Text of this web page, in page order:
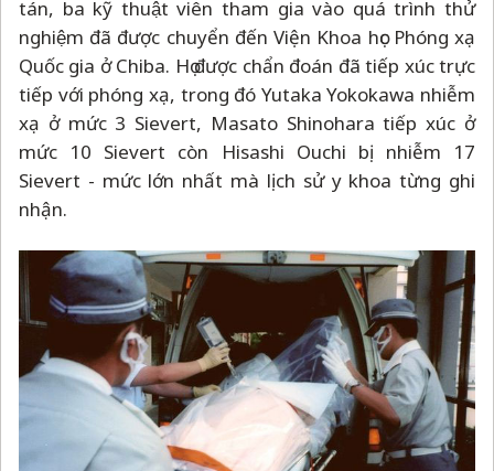
tán, ba kỹ thuật viên tham gia vào quá trình thử
nghiệm đã được chuyển đến Viện Khoa học Phóng xạ
Quốc gia ở Chiba. Họ được chẩn đoán đã tiếp xúc trực
tiếp với phóng xạ, trong đó Yutaka Yokokawa nhiễm
xạ ở mức 3 Sievert, Masato Shinohara tiếp xúc ở
mức 10 Sievert còn Hisashi Ouchi bị nhiễm 17
Sievert - mức lớn nhất mà lịch sử y khoa từng ghi
nhận.